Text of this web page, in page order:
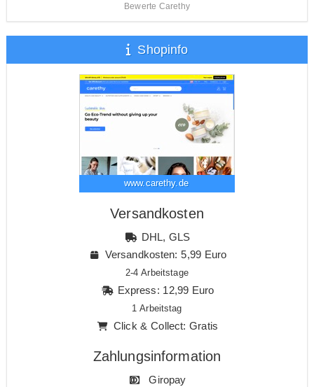
Bewerte Carethy
Shopinfo
www.carethy.de
Versandkosten
DHL, GLS
Versandkosten: 5,99 Euro
2-4 Arbeitstage
Express: 12,99 Euro
1 Arbeitstag
Click & Collect: Gratis
Zahlungsinformation
Giropay